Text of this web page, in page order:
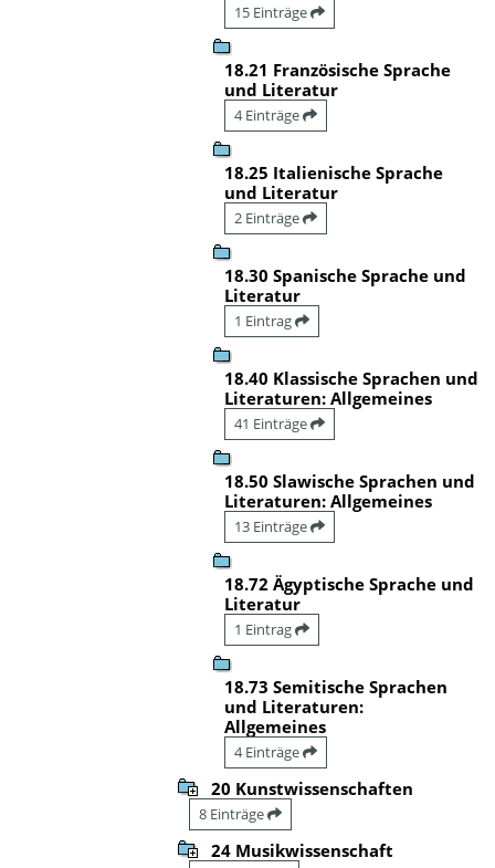
15 Einträge
18.21 Französische Sprache
und Literatur
4 Einträge
18.25 Italienische Sprache
und Literatur
2 Einträge
18.30 Spanische Sprache und
Literatur
1 Eintrag
18.40 Klassische Sprachen und
Literaturen: Allgemeines
41 Einträge
18.50 Slawische Sprachen und
Literaturen: Allgemeines
13 Einträge
18.72 Ägyptische Sprache und
Literatur
1 Eintrag
18.73 Semitische Sprachen
und Literaturen:
Allgemeines
4 Einträge
20 Kunstwissenschaften
8 Einträge
24 Musikwissenschaft